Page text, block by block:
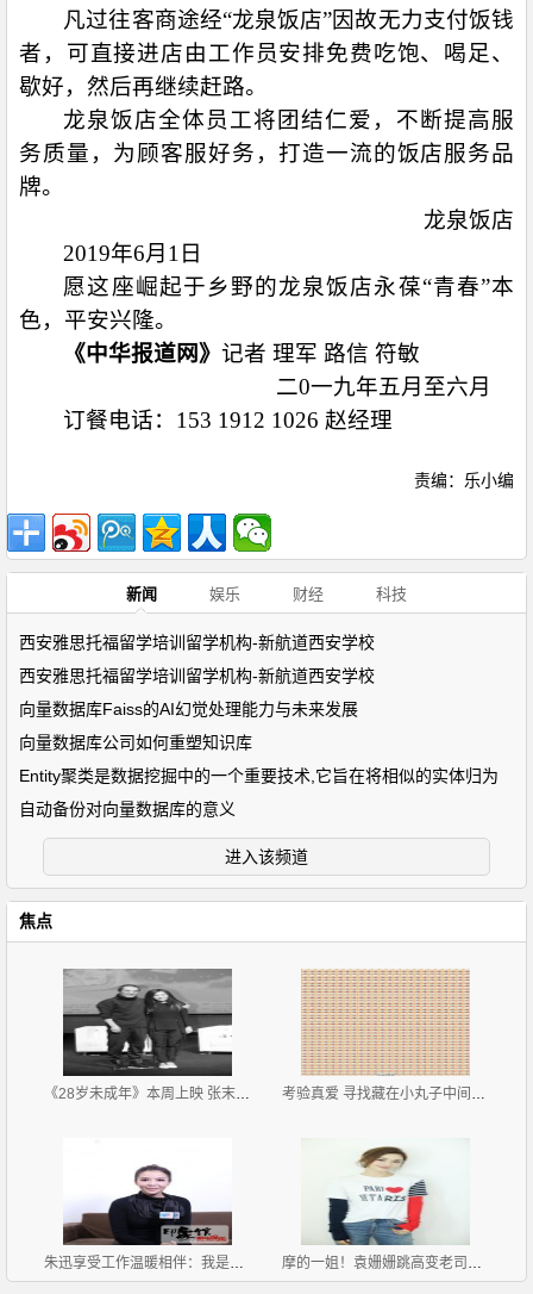
凡过往客商途经“龙泉饭店”因故无力支付饭钱
者，可直接进店由工作员安排免费吃饱、喝足、
歇好，然后再继续赶路。
龙泉饭店全体员工将团结仁爱，不断提高服
务质量，为顾客服好务，打造一流的饭店服务品
牌。
龙泉饭店
2019年6月 1 日
愿这座崛起于乡野的龙泉饭店永葆“青春”本
色，平安兴隆。
《中华报道网》记者 理军 路信 符敏
二0一九年五月至六月
订餐电话： 153 1912 1026 赵经理
责编：乐小编
新闻 娱乐 财经 科技
西安雅思托福留学培训留学机构-新航道西安学校
西安雅思托福留学培训留学机构-新航道西安学校
向量数据库Faiss的AI幻觉处理能力与未来发展
向量数据库公司如何重塑知识库
Entity聚类是数据挖掘中的一个重要技术,它旨在将相似的实体归为
自动备份对向量数据库的意义
进入该频道
焦点
《28岁未成年》本周上映 张末张艺谋父女作品同档期 考验真爱 寻找藏在小丸子中间的李易峰
朱迅享受工作温暖相伴：我是个幸运的主持人 摩的一姐！袁姗姗跳高变老司机网友直呼要搭车